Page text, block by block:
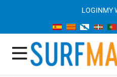
LOGINMY